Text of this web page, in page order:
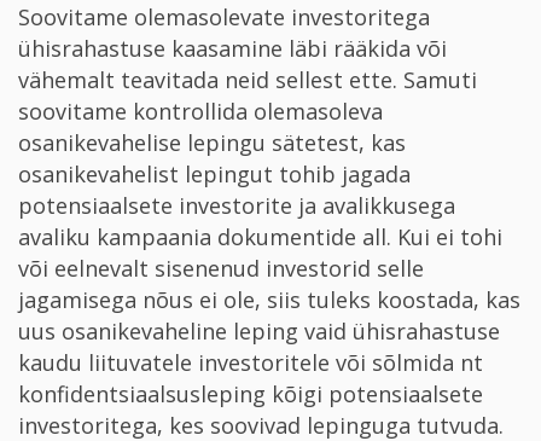
Soovitame olemasolevate investoritega
ühisrahastuse kaasamine läbi rääkida või
vähemalt teavitada neid sellest ette. Samuti
soovitame kontrollida olemasoleva
osanikevahelise lepingu sätetest, kas
osanikevahelist lepingut tohib jagada
potensiaalsete investorite ja avalikkusega
avaliku kampaania dokumentide all. Kui ei tohi
või eelnevalt sisenenud investorid selle
jagamisega nõus ei ole, siis tuleks koostada, kas
uus osanikevaheline leping vaid ühisrahastuse
kaudu liituvatele investoritele või sõlmida nt
konfidentsiaalsusleping kõigi potensiaalsete
investoritega, kes soovivad lepinguga tutvuda.